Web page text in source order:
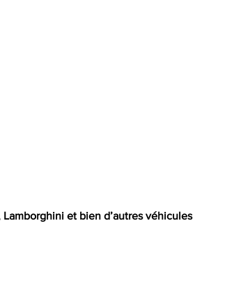
et bien d’autres véhicules